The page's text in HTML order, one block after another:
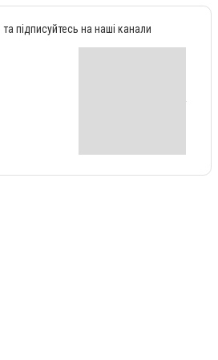
підписуйтесь на наші канали